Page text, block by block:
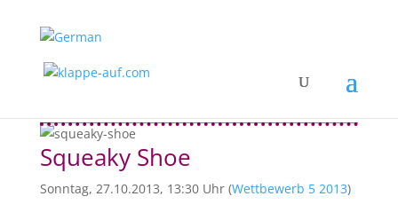
Squeaky Shoe
Sonntag, 27.10.2013, 13:30 Uhr (Wettbewerb 5 2013)